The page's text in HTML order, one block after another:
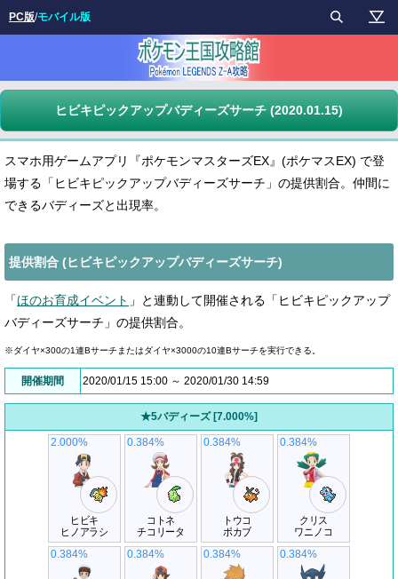
ヒビキピックアップバディーズサーチ (2020.01.15)
スマホ用ゲームアプリ『ポケモンマスターズEX』(ポケマスEX) で登
場する「ヒビキピックアップバディーズサーチ」の提供割合。仲間に
できるバディーズと出現率。
提供割合 (ヒビキピックアップバディーズサーチ)
「ほのお育成イベント 」と連動して開催される「ヒビキピックアップ
バディーズサーチ」の提供割合。
※ダイヤ×300の1連Bサーチまたはダイヤ×3000の10連Bサーチを実行できる。
開催期間 2020/01/15 15:00 ～ 2020/01/30 14:59
★5バディーズ [7.000%]
ヒビキ
ヒノアラシ
2.000%
コトネ
チコリータ
0.384%
トウコ
ポカブ
0.384%
クリス
ワニノコ
0.384%
0.384% 0.384% 0.384% 0.384%
PC版/モバイル版